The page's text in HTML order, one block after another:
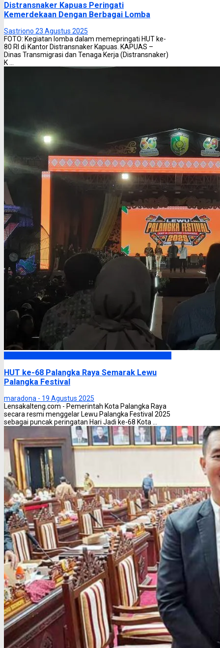
Distransnaker Kapuas Peringati
Kemerdekaan Dengan Berbagai Lomba
Sastriono 23 Agustus 2025
FOTO: Kegiatan lomba dalam memepringati HUT ke-
80 RI di Kantor Distransnaker Kapuas. KAPUAS –
Dinas Transmigrasi dan Tenaga Kerja (Distransnaker)
K ...
HUT ke-68 Palangka Raya Semarak Lewu
Palangka Festival
maradona - 19 Agustus 2025
Lensakalteng.com - Pemerintah Kota Palangka Raya
secara resmi menggelar Lewu Palangka Festival 2025
sebagai puncak peringatan Hari Jadi ke-68 Kota ...